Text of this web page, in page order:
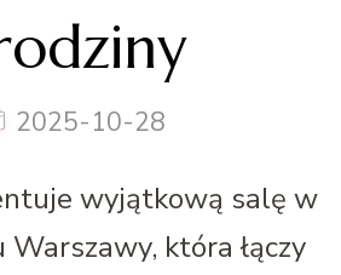
2025-10-28
wyjątkową salę w
Warszawy, która łączy